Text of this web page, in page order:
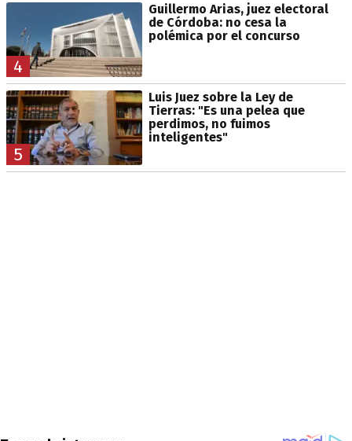
4
Guillermo Arias, juez electoral
de Córdoba: no cesa la
polémica por el concurso
5
Luis Juez sobre la Ley de
Tierras: "Es una pelea que
perdimos, no fuimos
inteligentes"